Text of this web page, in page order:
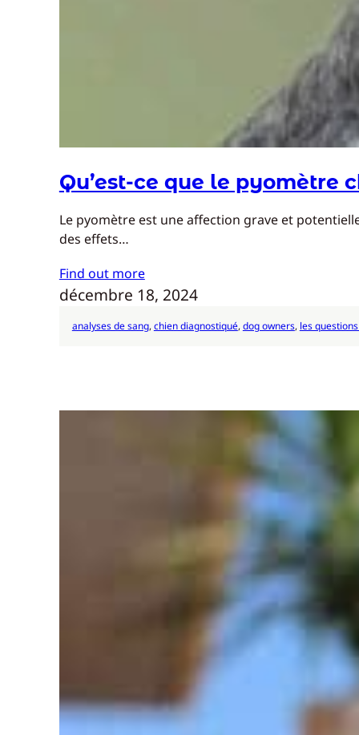
Qu’est-ce que le pyomètre
Le pyomètre est une affection grave et
des effets…
Find out more
décembre 18, 2024
analyses de sang, chien diagnostiqué, dog owners, les